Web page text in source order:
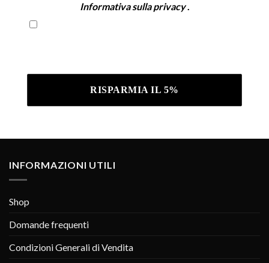
Informativa sulla privacy.
INFORMAZIONI UTILI
Shop
Domande frequenti
Condizioni Generali di Vendita